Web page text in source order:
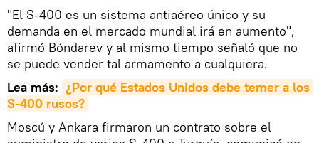
"El S-400 es un sistema antiaéreo único y su
demanda en el mercado mundial irá en aumento",
afirmó Bóndarev y al mismo tiempo señaló que no
se puede vender tal armamento a cualquiera.
Lea más: ¿Por qué Estados Unidos debe temer a los
S-400 rusos?
Moscú y Ankara firmaron un contrato sobre el